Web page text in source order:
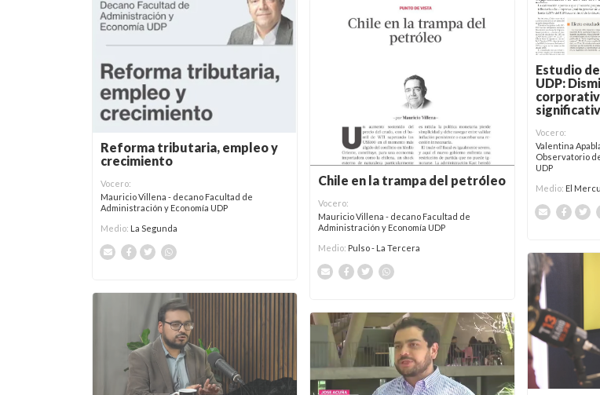
Reforma tributaria, empleo y
crecimiento
Vocero:
Mauricio Villena - decano Facultad de
Administración y Economía UDP
Medio: La Segunda
Estudio
UDP:
Vocero:
Valentina
Observatorio
UDP
Medio: El
Chile en la trampa del petróleo
Vocero:
Mauricio Villena - decano Facultad de
Administración y Economía UDP
Medio: Pulso - La Tercera